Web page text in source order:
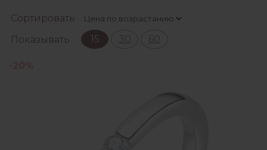
Сортировать
Показывать
15